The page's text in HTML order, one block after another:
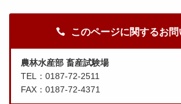
このページに関するお
農林水産部 畜産試験場
TEL：0187-72-2511
FAX：0187-72-4371